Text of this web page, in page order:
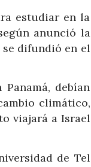
estudiar en la
anunció la
se difundió en el
debían
climático,
viajará a Israel
de Tel